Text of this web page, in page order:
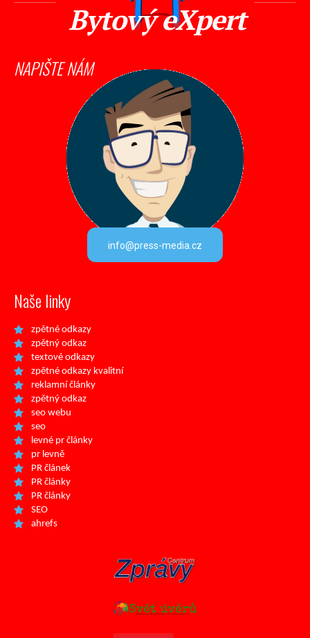
Bytový eXpert
NAPIŠTE NÁM
info@press-media.cz
Naše linky
zpětné odkazy
zpětný odkaz
textové odkazy
zpětné odkazy kvalitní
reklamní články
zpětný odkaz
seo webu
seo
levné pr články
pr levně
PR článek
PR články
PR články
SEO
ahrefs